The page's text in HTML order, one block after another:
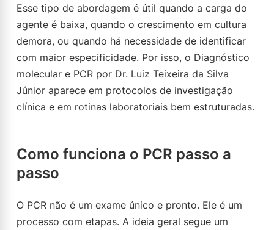
Esse tipo de abordagem é útil quando a carga do
agente é baixa, quando o crescimento em cultura
demora, ou quando há necessidade de identificar
com maior especificidade. Por isso, o Diagnóstico
molecular e PCR por Dr. Luiz Teixeira da Silva
Júnior aparece em protocolos de investigação
clínica e em rotinas laboratoriais bem estruturadas.
Como funciona o PCR passo a
passo
O PCR não é um exame único e pronto. Ele é um
processo com etapas. A ideia geral segue um